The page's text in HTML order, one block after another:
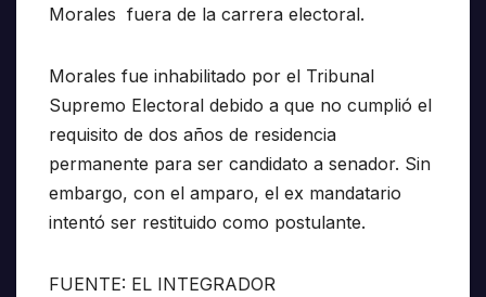
Morales fuera de la carrera electoral.
Morales fue inhabilitado por el Tribunal
Supremo Electoral debido a que no cumplió el
requisito de dos años de residencia
permanente para ser candidato a senador. Sin
embargo, con el amparo, el ex mandatario
intentó ser restituido como postulante.
FUENTE: EL INTEGRADOR